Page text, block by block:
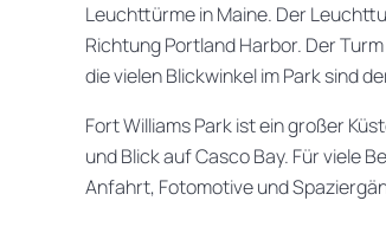
Leuchttürme in Maine. Der
Richtung Portland Harbor. Der
die vielen Blickwinkel im Park sind
Fort Williams Park ist ein großer
und Blick auf Casco Bay. Für viele
Anfahrt, Fotomotive und